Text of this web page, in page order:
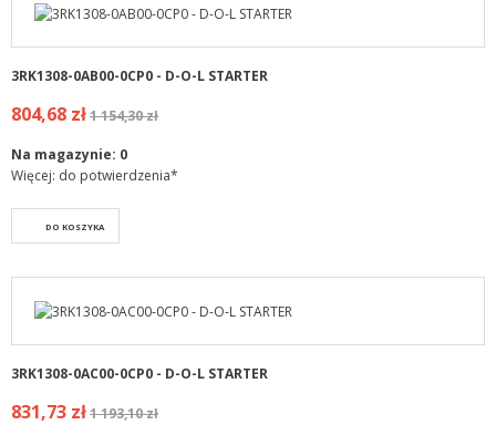
3RK1308-0AB00-0CP0 - D-O-L STARTER
804,68 zł1 154,30 zł
Na magazynie: 0
Więcej: do potwierdzenia*
DO KOSZYKA
3RK1308-0AC00-0CP0 - D-O-L STARTER
831,73 zł1 193,10 zł